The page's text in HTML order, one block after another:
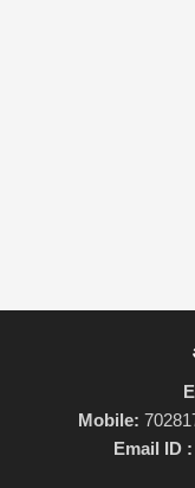
Mobile:
Email ID :